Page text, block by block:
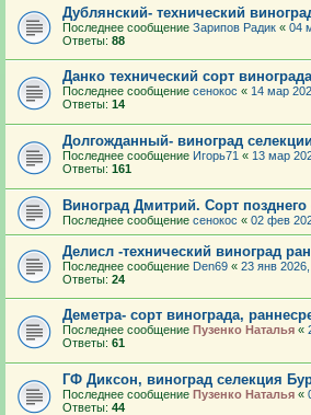
Дублянский- технический
Последнее сообщение Зарипов Радик « 04
Ответы: 88
Данко технический сорт винограда
Последнее сообщение сенокос « 14 мар
Ответы: 14
Долгожданный- виноград
Последнее сообщение Игорь71 « 13 мар
Ответы: 161
Виноград Дмитрий. Сорт позднего
Последнее сообщение сенокос « 02 фев
Делисл -технический виноград
Последнее сообщение Den69 « 23 янв
Ответы: 24
Деметра- сорт винограда,
Последнее сообщение Пузенко Наталья «
Ответы: 61
ГФ Диксон, виноград селекция
Последнее сообщение Пузенко Наталья «
Ответы: 44